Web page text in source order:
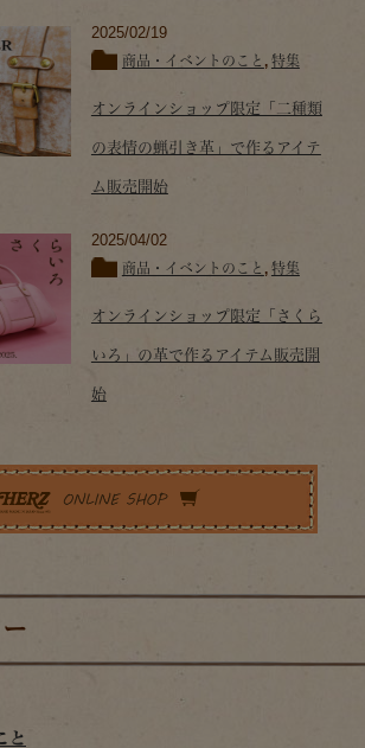
2025/02/19
商品・イベントのこと , 特集
オンラインショップ限定「二種類
の表情の蝋引き革」で作るアイテ
ム販売開始
2025/04/02
商品・イベントのこと , 特集
オンラインショップ限定「さくら
いろ」の革で作るアイテム販売開
始
と